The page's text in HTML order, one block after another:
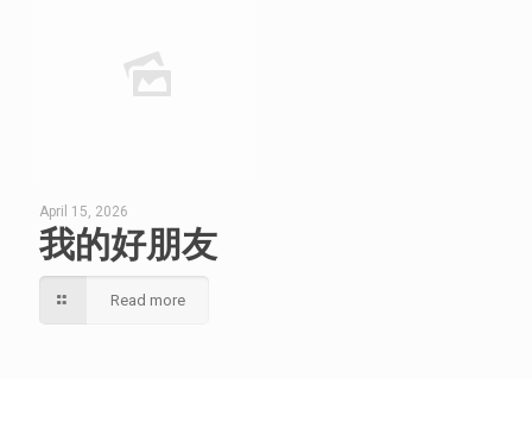
April 15, 2026
我的好朋友
Read more